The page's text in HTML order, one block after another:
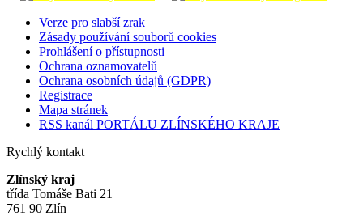
Verze pro slabší zrak
Zásady používání souborů cookies
Prohlášení o přístupnosti
Ochrana oznamovatelů
Ochrana osobních údajů (GDPR)
Registrace
Mapa stránek
RSS kanál PORTÁLU ZLÍNSKÉHO KRAJE
Rychlý kontakt
Zlínský kraj
třída Tomáše Bati 21
761 90 Zlín